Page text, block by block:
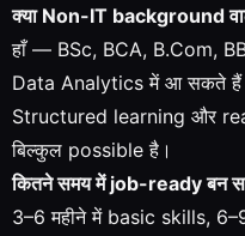
क्या Non-IT background
हाँ — BSc, BCA, B.Com,
Data Analytics में आ सकते
Structured learning और
बिल्कुल possible है।
कितने समय में job-ready बन
3–6 महीने में basic skills,